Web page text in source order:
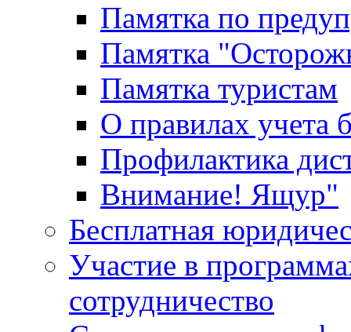
Памятка по
Памятка
Памятка туристам
О правилах учета
Профилактика
Внимание! Ящур"
Бесплатная
Участие в
сотрудничество